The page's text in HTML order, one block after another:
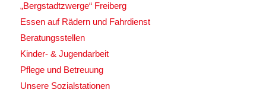
„Bergstadtzwerge“ Freiberg
Essen auf Rädern und Fahrdienst
Beratungsstellen
Kinder- & Jugendarbeit
Pflege und Betreuung
Unsere Sozialstationen